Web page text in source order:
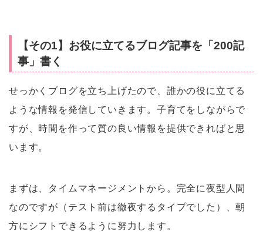
【その1】お役に立てるブログ記事を「200記
事」書く
せっかくブログを立ち上げたので、誰かの役に立てる
ような情報を発信していきます。子育てをしながらで
すが、時間を作って質の良い情報を提供できればと思
います。
まずは、タイムマネージメントから。完全に夜型人間
なのですが（テスト前は徹夜するタイプでした）、朝
方にシフトできるように努力します。